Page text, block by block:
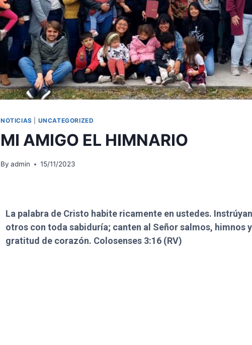
NOTICIAS UNCATEGORIZED
MI AMIGO EL HIMNARIO
By admin 15/11/2023
La palabra de Cristo habite ricamente en ustedes.
otros con toda sabiduría; canten al Señor salmos, himnos
gratitud de corazón. Colosenses 3:16 (RV)